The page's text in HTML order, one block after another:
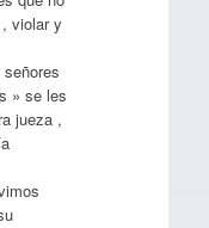
violar y
» se les
jueza ,